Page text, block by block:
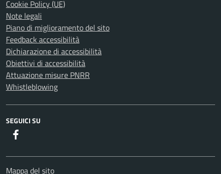
Cookie Policy (UE)
Note legali
Piano di miglioramento del sito
Feedback accessibilità
Dichiarazione di accessibilità
Obiettivi di accessibilità
Attuazione misure PNRR
Whistleblowing
SEGUICI SU
Mappa del sito